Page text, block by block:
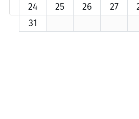
24
25 26 27
31